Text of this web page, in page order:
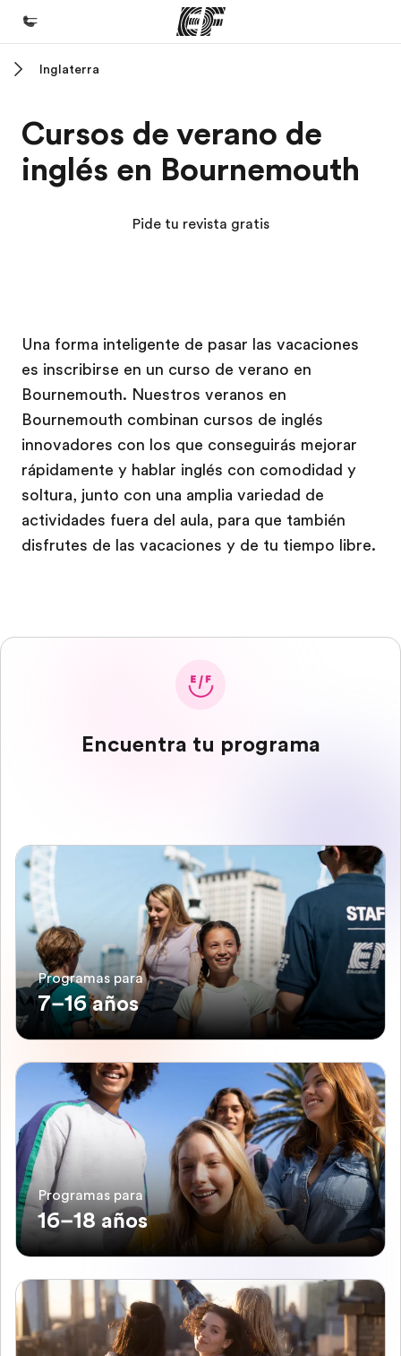
Programas
Ver todo lo que hacemos
Trabajos
Únete al equipo
Inglaterra
Cursos de verano de
inglés en Bournemouth
Pide tu revista gratis
Una forma inteligente de pasar las vacaciones
es inscribirse en un curso de verano en
Bournemouth. Nuestros veranos en
Bournemouth combinan cursos de inglés
innovadores con los que conseguirás mejorar
rápidamente y hablar inglés con comodidad y
soltura, junto con una amplia variedad de
actividades fuera del aula, para que también
disfrutes de las vacaciones y de tu tiempo libre.
Encuentra tu programa
Programas para
7–16 años
Programas para
16–18 años